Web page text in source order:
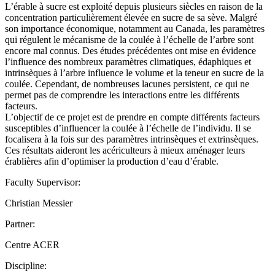
L’érable à sucre est exploité depuis plusieurs siècles en raison de la
concentration particulièrement élevée en sucre de sa sève. Malgré
son importance économique, notamment au Canada, les paramètres
qui régulent le mécanisme de la coulée à l’échelle de l’arbre sont
encore mal connus. Des études précédentes ont mise en évidence
l’influence des nombreux paramètres climatiques, édaphiques et
intrinsèques à l’arbre influence le volume et la teneur en sucre de la
coulée. Cependant, de nombreuses lacunes persistent, ce qui ne
permet pas de comprendre les interactions entre les différents
facteurs.
L’objectif de ce projet est de prendre en compte différents facteurs
susceptibles d’influencer la coulée à l’échelle de l’individu. Il se
focalisera à la fois sur des paramètres intrinsèques et extrinsèques.
Ces résultats aideront les acériculteurs à mieux aménager leurs
érablières afin d’optimiser la production d’eau d’érable.
Faculty Supervisor:
Christian Messier
Partner:
Centre ACER
Discipline: